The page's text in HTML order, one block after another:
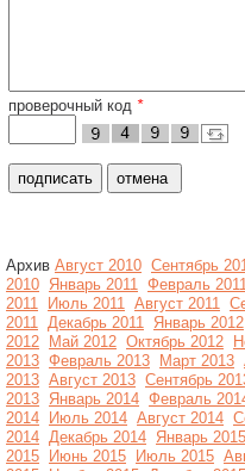
проверочный код *
Архив Август 2010 Сентябрь
2010 Январь 2011 Февраль
2011
Июль 2011 Август 2011
2011 Декабрь 2011 Январь 2012
2012
Май 2012 Октябрь 2012
2013 Февраль 2013 Март 2013
2013 Август 2013 Сентябрь
2013 Январь 2014 Февраль
2014
Июль 2014 Август 2014
2014 Декабрь 2014 Январь 2015
2015
Июнь 2015 Июль 2015